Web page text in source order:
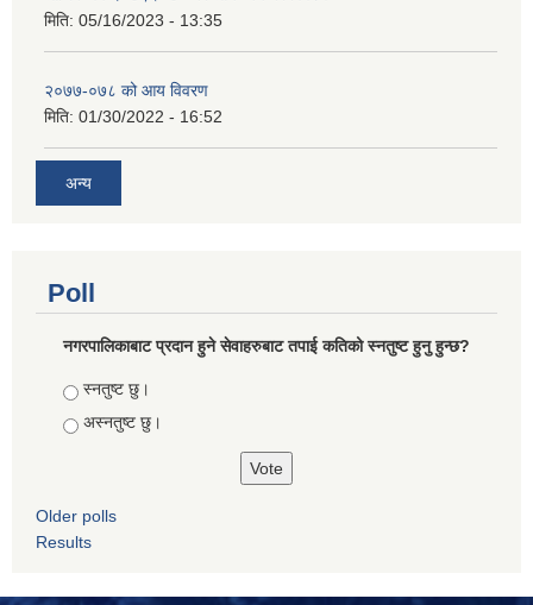
मिति: 05/16/2023 - 13:35
२०७७-०७८ को आय विवरण
मिति: 01/30/2022 - 16:52
अन्य
Poll
नगरपालिकाबाट प्रदान हुने सेवाहरुबाट तपाई कतिको स्नतुष्ट हुनु हुन्छ?
Choices
स्नतुष्ट छु।
अस्नतुष्ट छु।
Older polls
Results